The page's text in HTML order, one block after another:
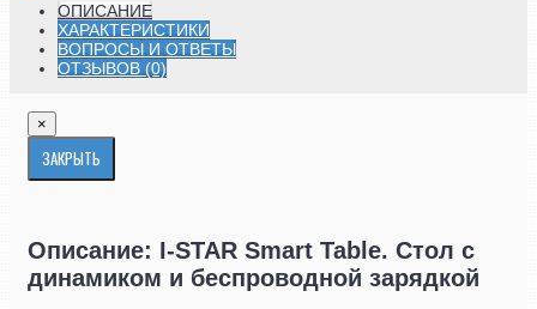
ОПИСАНИЕ
ХАРАКТЕРИСТИКИ
ВОПРОСЫ И ОТВЕТЫ
ОТЗЫВОВ (0)
×
ЗАКРЫТЬ
Описание: I-STAR Smart Table. Стол с
динамиком и беспроводной зарядкой